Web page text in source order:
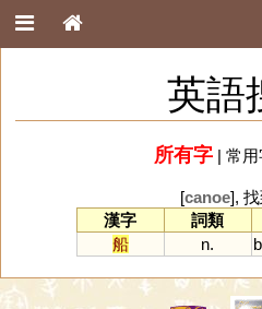
英語
所有字| 常用
[canoe],
漢字
詞類
船
n.